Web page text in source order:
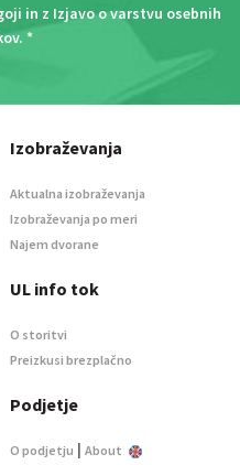
in z Izjavo o varstvu osebnih
. *
Izobraževanja
Aktualna izobraževanja
Izobraževanja po meri
Najem dvorane
UL info tok
O storitvi
Preizkusi brezplačno
Podjetje
O podjetju | About